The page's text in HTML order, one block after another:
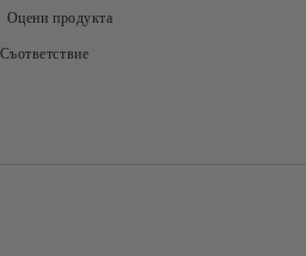
Оцени продукта